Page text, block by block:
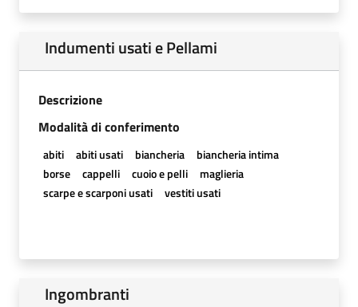
Indumenti usati e Pellami
Descrizione
Modalità di conferimento
abiti abiti usati biancheria
biancheria intima
borse
cappelli cuoio e pelli
maglieria
scarpe e scarponi usati
vestiti usati
Ingombranti